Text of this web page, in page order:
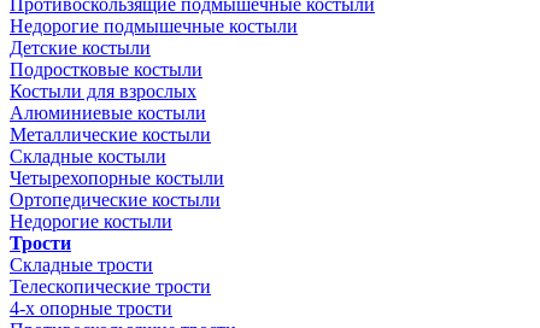
Противоскользящие подмышечные костыли
Недорогие подмышечные костыли
Детские костыли
Подростковые костыли
Костыли для взрослых
Алюминиевые костыли
Металлические костыли
Складные костыли
Четырехопорные костыли
Ортопедические костыли
Недорогие костыли
Трости
Складные трости
Телескопические трости
4-х опорные трости